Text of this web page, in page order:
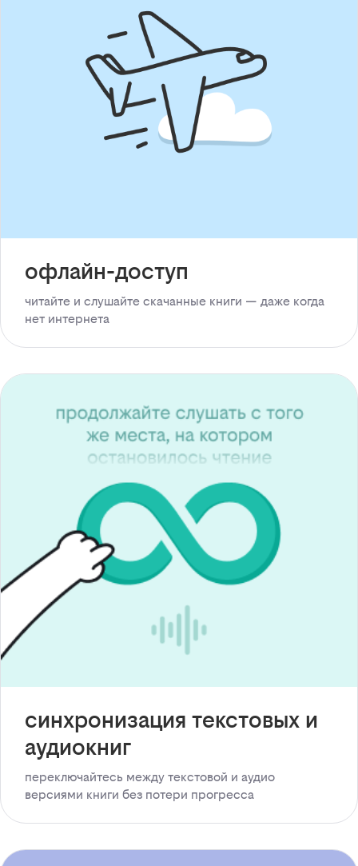
офлайн-доступ
читайте и слушайте скачанные книги — даже когда
нет интернета
синхронизация текстовых и
аудиокниг
переключайтесь между текстовой и аудио
версиями книги без потери прогресса